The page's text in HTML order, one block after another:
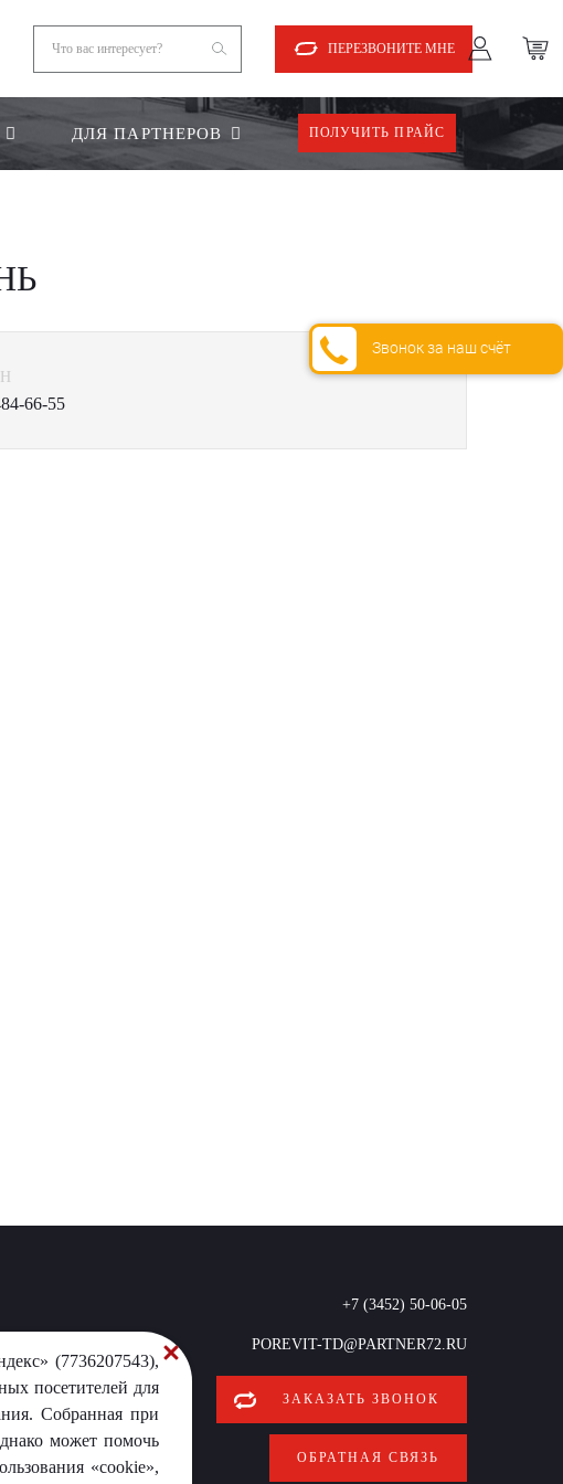
ПЕРЕЗВОНИТЕ МНЕ
ДЛЯ ПАРТНЕРОВ ПОЛУЧИТЬ ПРАЙС
66-55
+7 (3452) 50-06-05
POREVIT-TD@PARTNER72.RU
ЗАКАЗАТЬ ЗВОНОК
ОБРАТНАЯ СВЯЗЬ
(7736207543),
посетителей для
Собранная при
может помочь
«cookie»,
Звонок за наш счёт